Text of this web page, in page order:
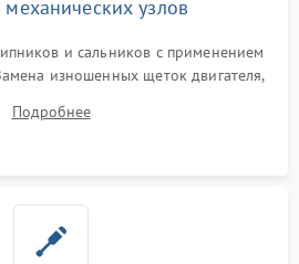
узлов
и сальников с применением
изношенных щеток двигателя,
резиновой манжеты.
Подробнее